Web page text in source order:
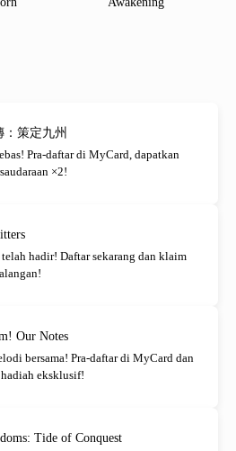
：策定九州
Pra-daftar di MyCard, dapatkan
×2!
hadir! Daftar sekarang dan klaim
Our Notes
bersama! Pra-daftar di MyCard dan
eksklusif!
Tide of Conquest